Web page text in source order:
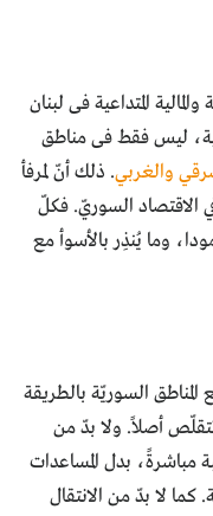
المتداعية فى لبنان
ليس فقط فى مناطق
والغربي. ذلك أنّ لمرفأ
في الاقتصاد السوريّ. فكلّ
وما يُنذِر بالأسوأ مع
المناطق السوريّة بالطريقة
أصلاً. ولا بدّ من
مباشرةً، بدل المساعدات
كما لا بدّ من الانتقال